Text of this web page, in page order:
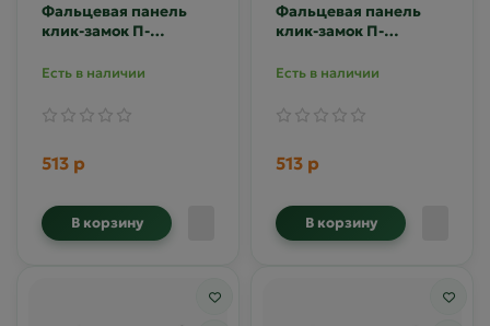
Фальцевая панель
клик-замок П-
Полиэстер RAL 9005
Есть в наличии
513 р
В корзину
Фальцевая панель
клик-замок П-
Полиэстер RAL 9006
Есть в наличии
513 р
В корзину